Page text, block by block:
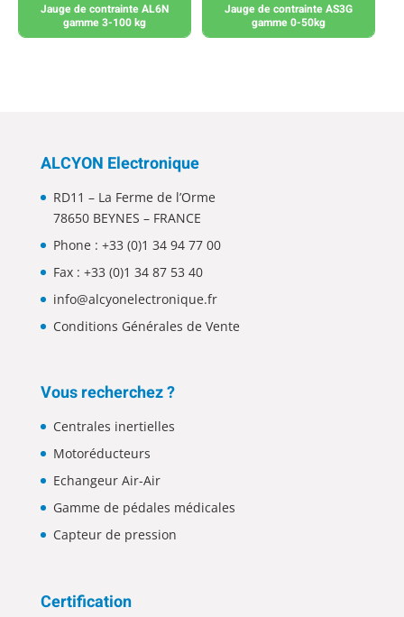
Jauge de contrainte AL6N
gamme 3-100 kg
Jauge de contrainte AS3G
gamme 0-50kg
ALCYON Electronique
RD11 – La Ferme de l’Orme
78650 BEYNES – FRANCE
Phone : +33 (0)1 34 94 77 00
Fax : +33 (0)1 34 87 53 40
info@alcyonelectronique.fr
Conditions Générales de Vente
Vous recherchez ?
Centrales inertielles
Motoréducteurs
Echangeur Air-Air
Gamme de pédales médicales
Capteur de pression
Certification